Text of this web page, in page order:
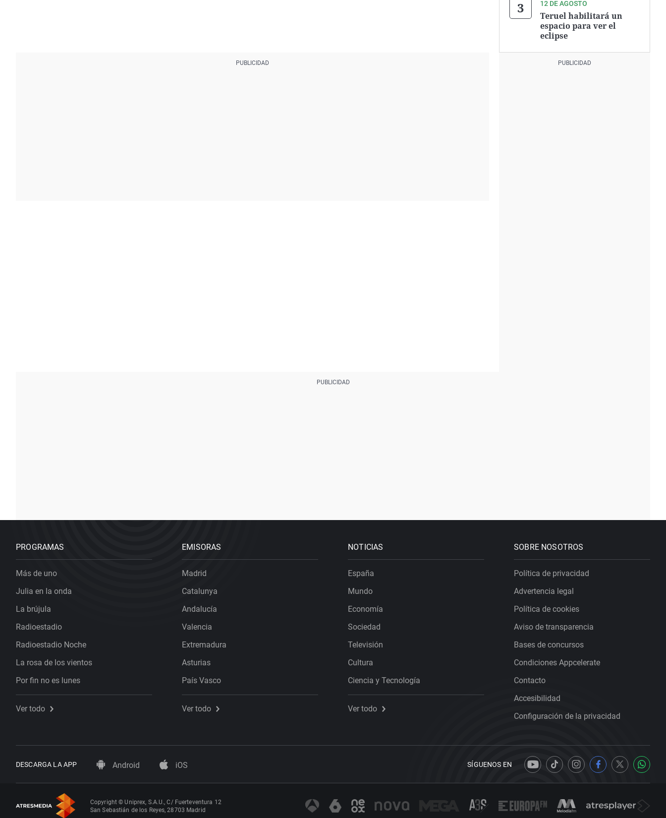
12 DE AGOSTO
Teruel habilitará un
espacio para ver el
eclipse
PROGRAMAS
Más de uno
Julia en la onda
La brújula
Radioestadio
Radioestadio Noche
La rosa de los vientos
Por fin no es lunes
Ver todo
EMISORAS
Madrid
Catalunya
Andalucía
Valencia
Extremadura
Asturias
País Vasco
Ver todo
NOTICIAS
España
Mundo
Economía
Sociedad
Televisión
Cultura
Ciencia y Tecnología
Ver todo
SOBRE NOSOTROS
Política de privacidad
Advertencia legal
Política de cookies
Aviso de transparencia
Bases de concursos
Condiciones Appcelerate
Contacto
Accesibilidad
Configuración de la privacidad
DESCARGA LA APP Android iOS SÍGUENOS EN
Copyright © Uniprex, S.A.U., C/ Fuerteventura 12
San Sebastián de los Reyes, 28703 Madrid